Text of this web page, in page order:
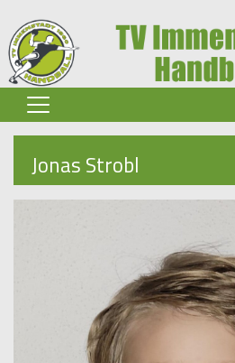
Home
Senioren
Partner-Infos
Jonas Strobl